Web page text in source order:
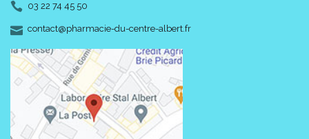
03 22 74 45 50
contact-
@-
pharmacie-du-centre-albert.fr